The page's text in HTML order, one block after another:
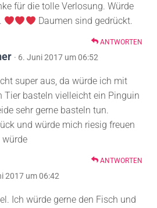
für die tolle Verlosung. Würde
Daumen sind gedrückt.
ANTWORTEN
· 6. Juni 2017 um 06:52
super aus, da würde ich mit
Tier basteln vielleicht ein Pinguin
sehr gerne basteln tun.
und würde mich riesig freuen
würde
ANTWORTEN
2017 um 06:42
Ich würde gerne den Fisch und